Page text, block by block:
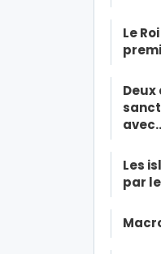
Le
Deux
Les
par